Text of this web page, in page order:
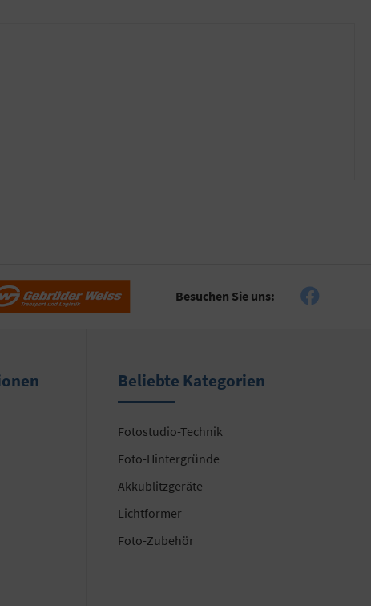
Besuchen Sie uns:
Beliebte Kategorien
Fotostudio-Technik
Foto-Hintergründe
Akkublitzgeräte
Lichtformer
Foto-Zubehör